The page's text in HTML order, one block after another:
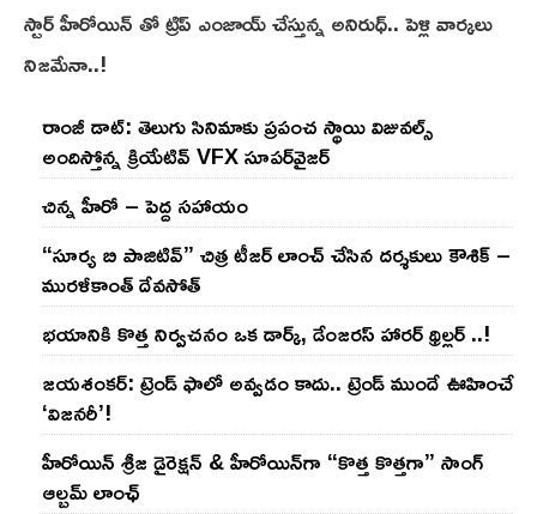
స్టార్ హీరోయిన్ తో ట్రిప్ ఎంజాయ్ చేస్తున్న అనిరుధ్.. పెళ్లి వార్కలు
నిజమేనా..!
రాంజీ డాట్: తెలుగు సినిమాకు ప్రపంచ స్థాయి విజువల్స్
అందిస్తోన్న క్రియేటివ్ VFX సూపర్‌వైజర్
చిన్న హీరో – పెద్ద సహాయం
“సూర్య బి పాజిటివ్” చిత్ర టీజర్ లాంచ్ చేసిన‌ దర్శకులు కౌశిక్ –
మురళీకాంత్ దేవసోత్
భయానికి కొత్త నిర్వచనం ఒక డార్క్, డేంజరస్ హారర్ థ్రిల్లర్ ..!
జయశంకర్: ట్రెండ్‌ ఫాలో అవ్వడం కాదు.. ట్రెండ్‌ ముందే ఊహించే
‘విజనరీ’!
హీరోయిన్ శ్రీజ డైరెక్ష‌న్ & హీరోయిన్‌గా “కొత్త కొత్తగా” సాంగ్
ఆల్బమ్ లాంఛ్